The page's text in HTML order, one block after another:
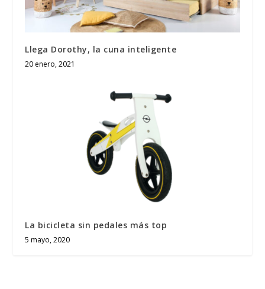
Llega Dorothy, la cuna inteligente
20 enero, 2021
La bicicleta sin pedales más top
5 mayo, 2020